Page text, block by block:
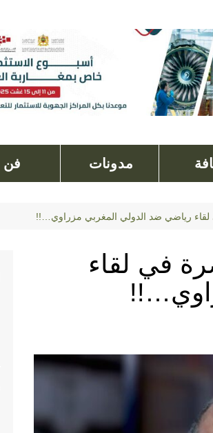
مدونات فن
رياضي ضد الدولي المغربي مزراوي…!!
في لقاء